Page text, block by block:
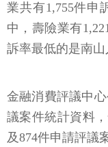
業共有1,755件申
中，壽險業有
訴率最低的是南山
金融消費評議中
議案件統計資料
及874件申請評議